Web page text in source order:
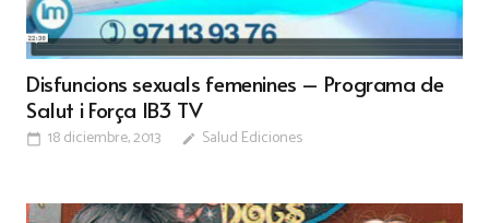
Disfuncions sexuals femenines – Programa de
Salut i Força IB3 TV
calendar_today 18 diciembre, 2013 edit Salud Ediciones